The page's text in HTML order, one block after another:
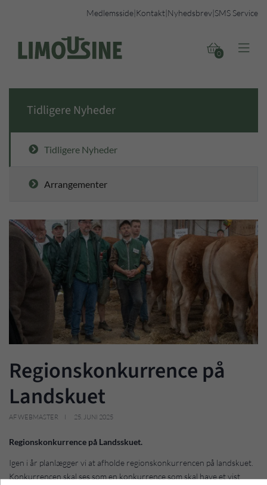
Medlemsside|Kontakt|Nyhedsbrev|SMS Service


0
Tidligere Nyheder
Tidligere Nyheder
Arrangementer
Regionskonkurrence på
Landskuet
AF WEBMASTER 25. JUNI 2025
Regionskonkurrence på Landsskuet.
Igen i år planlægger vi at afholde regionskonkurrencen på landskuet.
Konkurrencen skal ses som en konkurrence som skal have et vist